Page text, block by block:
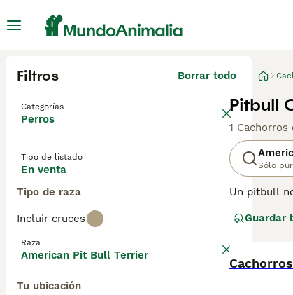
Filtros Borrar todo
Categorías
Perros
Tipo de listado
En venta
Tipo de raza
Incluir cruces
Raza
American Pit Bull Terrier
Tu ubicación
Pitbull
1
Sólo
Un pitbull
Guardar